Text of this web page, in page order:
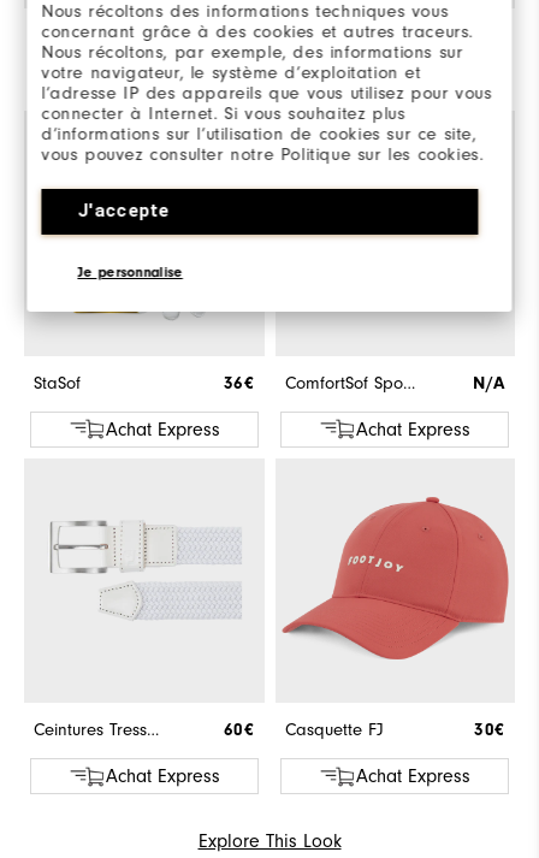
Nous récoltons des informations techniques vous
concernant grâce à des cookies et autres traceurs.
Nous récoltons, par exemple, des informations sur
votre navigateur, le système d’exploitation et
l’adresse IP des appareils que vous utilisez pour vous
connecter à Internet. Si vous souhaitez plus
d’informations sur l’utilisation de cookies sur ce site,
vous pouvez consulter notre Politique sur les cookies.
J'accepte
Je personnalise
Polo piqué imprimé floral effet aquarelle 100€
Achat Express
Bermuda FJ Par Golf
Achat Express
StaSof 36€
Achat Express
ComfortSof Sport 3-Pack N/A
Achat Express
Ceintures Tressées Homme 60€
Achat Express
Casquette FJ 30€
Achat Express
Explore This Look